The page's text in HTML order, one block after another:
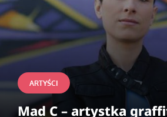
ARTYŚCI
Mad C – artystka